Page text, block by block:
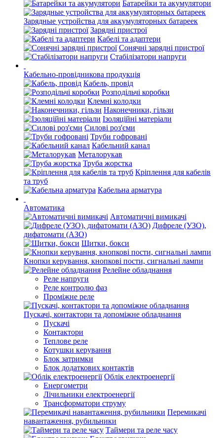
Батарейки та акумулятори
Зарядные устройства для аккумуляторных батареек
Зарядні пристрої
Кабелі та адаптери
Сонячні зарядні пристрої
Стабілізатори напруги
Кабельно-провідникова продукція
Кабель, провід
Розподільчі коробки
Клемні колодки
Наконечники, гільзи
Ізоляційні матеріали
Силові роз'єми
Труби гофровані
Кабельний канал
Металорукав
Труба жорстка
Кріплення для кабелів
та труб
Кабельна арматура
Автоматика
Автоматичні вимикачі
Дифреле (УЗО),
дифатомати (АЗО)
Щитки, бокси
Кнопки керування, кнопкові пости, сигнальні лампи
Релейне обладнання
Реле напруги
Реле контролю фаз
Проміжне реле
Пускачі, контактори та допоміжне обладнання
Пускачі
Контактори
Теплове реле
Котушки керування
Блок затримки
Блок додаткових контактів
Облік електроенергії
Енергометри
Лічильники електроенергії
Трансформатори струму
Перемикачі
навантаження, рубильники
Таймери та реле часу